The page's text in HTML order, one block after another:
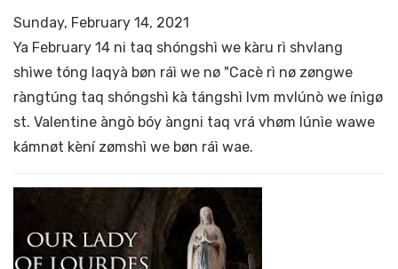
Sunday, February 14, 2021
Ya February 14 ni taq shóngshì we kàru rì shvlang
shìwe tóng laqyà bøn ráì we nø "Cacè rì nø zøngwe
ràngtúng taq shóngshì kà tángshì lvm mvlúnò we ínìgø
st. Valentine àngò bóy àngni taq vrá vhøm lúnìe wawe
kámnøt kèní zømshì we bøn ráì wae.